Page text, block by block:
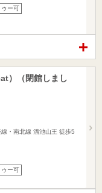
ゥー可
）（閉館しまし
・南北線 溜池山王 徒歩5
ゥー可